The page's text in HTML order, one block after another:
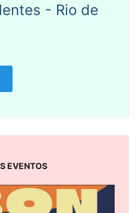
- Rio de
EVENTOS